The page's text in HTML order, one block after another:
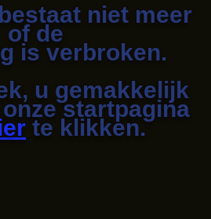
niet meer
of de
is verbroken.
u gemakkelijk
startpagina
te klikken.